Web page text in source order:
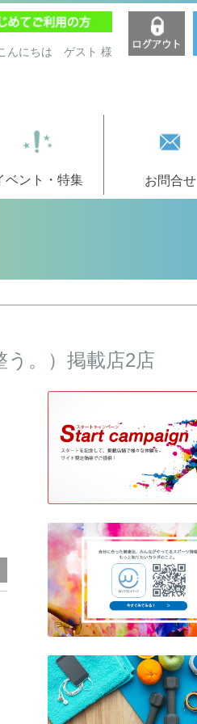
んにちは ゲスト 様
ベント・特集 お問合せ
。）掲載店2店